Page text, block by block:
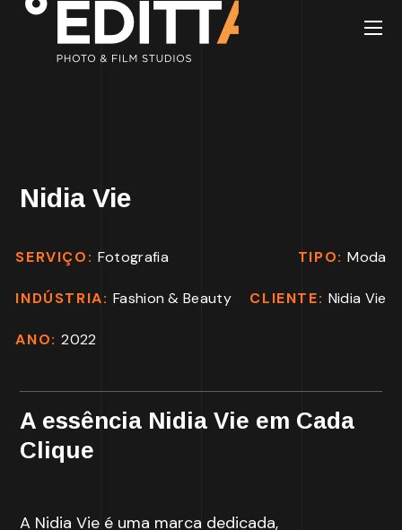
Nidia Vie
SERVIÇO: Fotografia TIPO:Moda
INDÚSTRIA:Fashion & Beauty CLIENTE: Nidia Vie
ANO:2022
A essência Nidia Vie em Cada
Clique
A Nidia Vie é uma marca dedicada,